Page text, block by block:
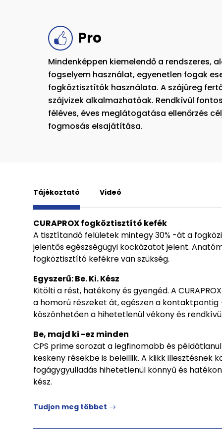
Pro
Mindenképpen kiemelendő a rendszeres,
fogselyem használat, egyenetlen fogak
fogköztisztítók használata. A szájüreg
szájvizek alkalmazhatóak. Rendkívül
féléves, éves meglátogatása ellenőrzés
fogmosás elsajátítása.
Tájékoztató Videó
CURAPROX fogköztisztító kefék
A tisztítandó felületek mintegy 30% -át a
jelentős egészségügyi kockázatot jelent.
fogköztisztító kefékre van szükség.
Egyszerű: Be. Ki. Kész
Kitölti a rést, hatékony és gyengéd. A
a homorú részeket át, egészen a kontaktpontig
köszönhetően a hihetetlenül vékony és
Be, majd ki -ez minden
CPS prime sorozat a legfinomabb és
keskeny résekbe is beleillik. A klikk illesztésnek
fogágygyulladás hihetetlenül könnyű és
kész.
Tudjon meg többet